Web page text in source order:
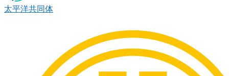
太平洋共同体